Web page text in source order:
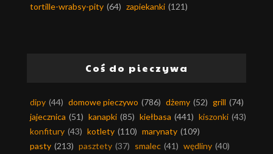
tortille-wrabsy-pity (64) zapiekanki (121)
Coś do pieczywa
dipy (44) domowe pieczywo (786) dżemy (52) grill (74)
jajecznica (51) kanapki (85) kiełbasa (441) kiszonki (43)
konfitury (43) kotlety (110) marynaty (109)
pasty (213) pasztety (37) smalec (41) wędliny (40)